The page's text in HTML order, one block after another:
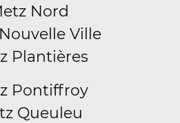
Nord
Ville
Plantières
Pontiffroy
Queuleu